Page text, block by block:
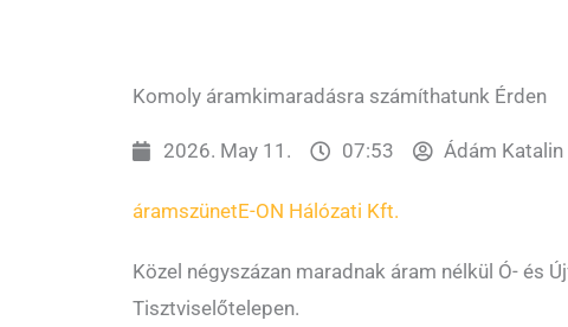
Komoly áramkimaradásra számíthatunk Érden
2026. May 11. 07:53 Ádám Katalin
áramszünetE-ON Hálózati Kft.
Közel négyszázan maradnak áram nélkül Ó- és
Tisztviselőtelepen.